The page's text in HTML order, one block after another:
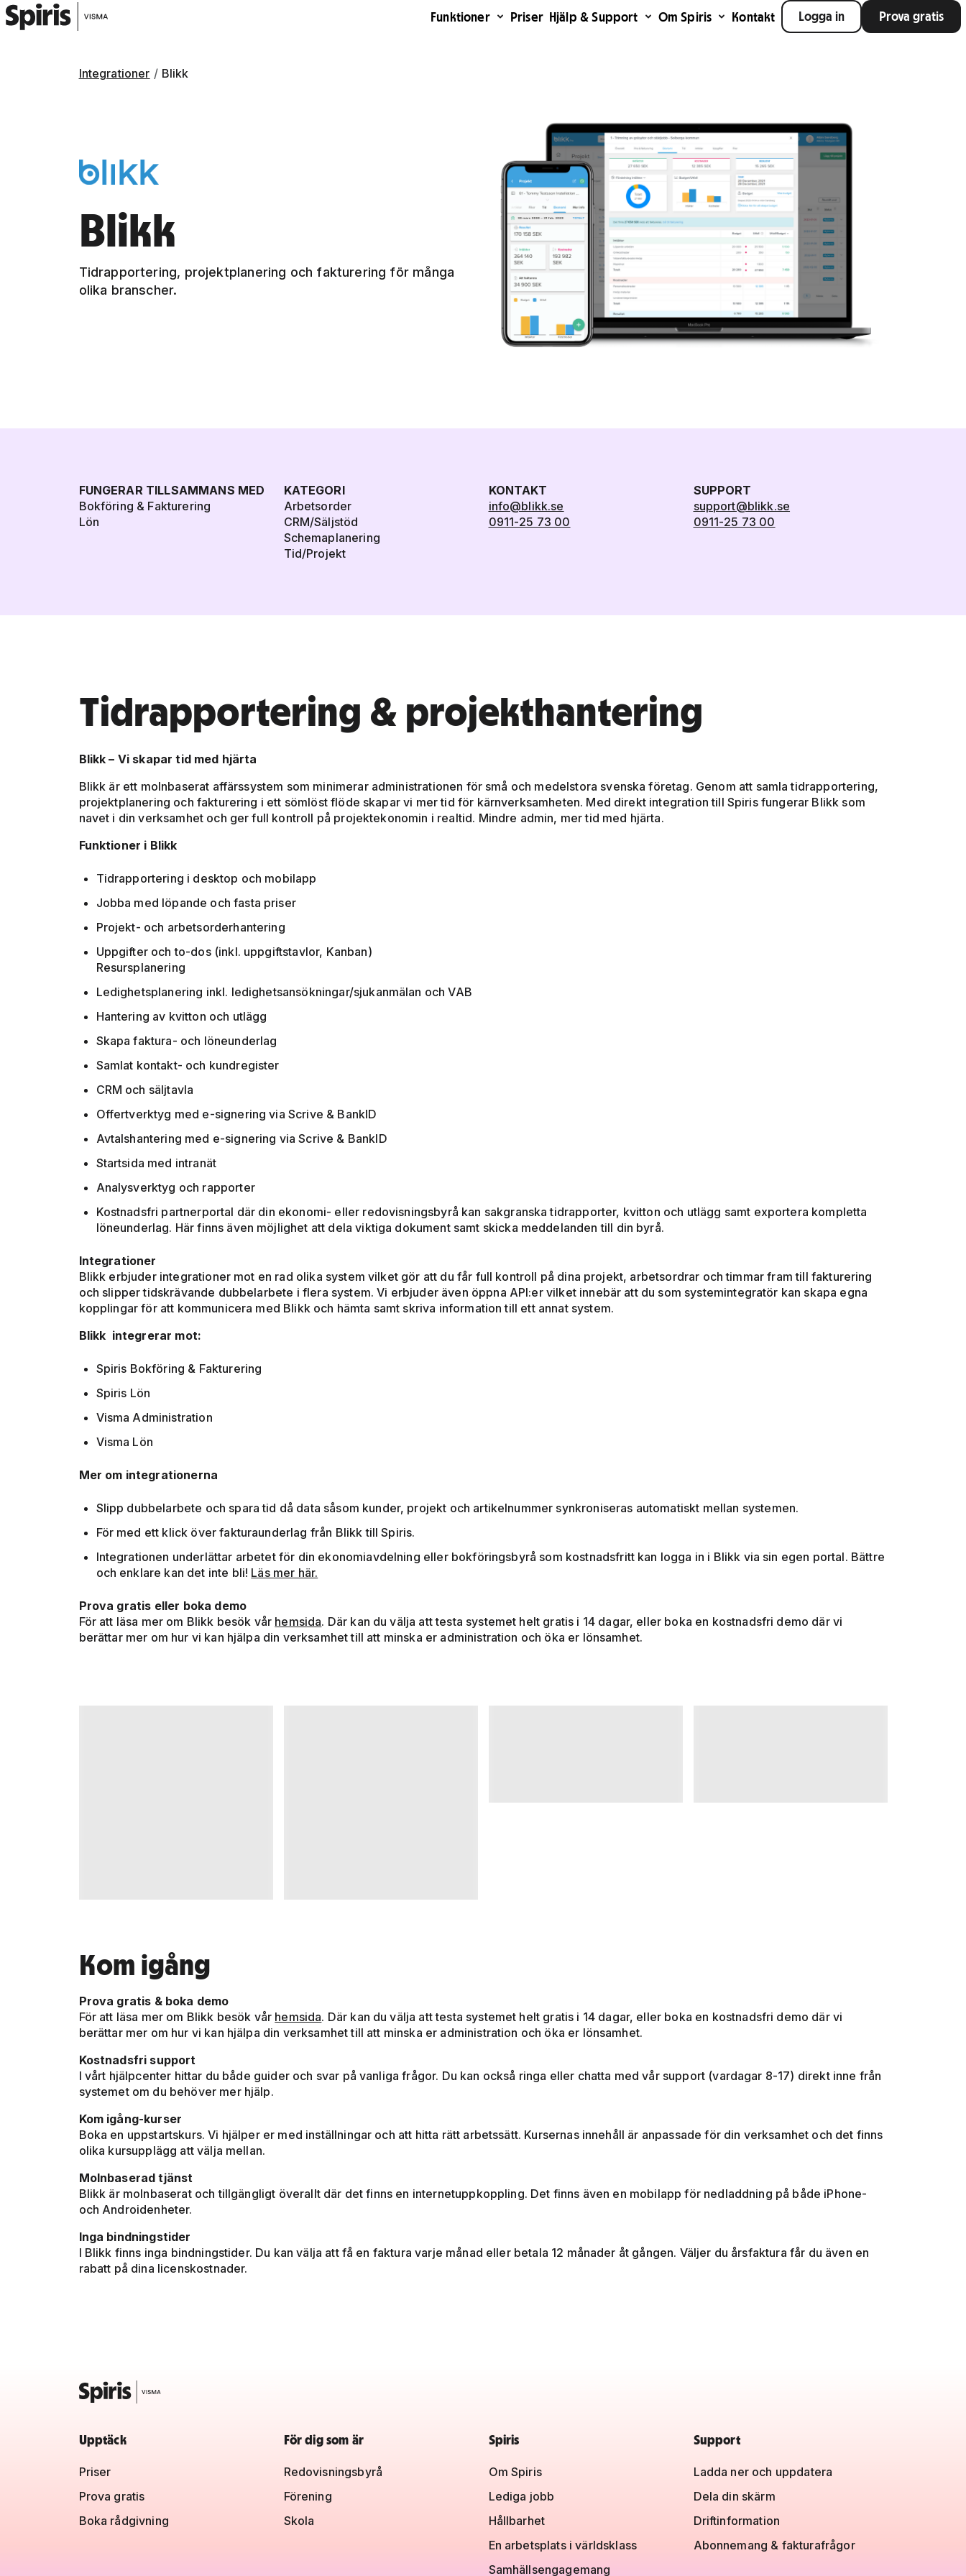
Funktioner Priser Hjälp & Support Om Spiris Kontakt Logga in Prova gratis
Integrationer Blikk
Blikk
Tidrapportering, projektplanering och fakturering för många
olika branscher.
FUNGERAR TILLSAMMANS MED
Bokföring & Fakturering
Lön
KATEGORI
Arbetsorder
CRM/Säljstöd
Schemaplanering
Tid/Projekt
KONTAKT
info@blikk.se
0911-25 73 00
SUPPORT
support@blikk.se
0911-25 73 00
Tidrapportering & projekthantering
Blikk – Vi skapar tid med hjärta
Blikk är ett molnbaserat affärssystem som minimerar administrationen för små och medelstora svenska företag. Genom att samla tidrapportering,
projektplanering och fakturering i ett sömlöst flöde skapar vi mer tid för kärnverksamheten. Med direkt integration till Spiris fungerar Blikk som
navet i din verksamhet och ger full kontroll på projektekonomin i realtid. Mindre admin, mer tid med hjärta.
Funktioner i Blikk
Tidrapportering i desktop och mobilapp
Jobba med löpande och fasta priser
Projekt- och arbetsorderhantering
Uppgifter och to-dos (inkl. uppgiftstavlor, Kanban)
Resursplanering
Ledighetsplanering inkl. ledighetsansökningar/sjukanmälan och VAB
Hantering av kvitton och utlägg
Skapa faktura- och löneunderlag
Samlat kontakt- och kundregister
CRM och säljtavla
Offertverktyg med e-signering via Scrive & BankID
Avtalshantering med e-signering via Scrive & BankID
Startsida med intranät
Analysverktyg och rapporter
Kostnadsfri partnerportal där din ekonomi- eller redovisningsbyrå kan sakgranska tidrapporter, kvitton och utlägg samt exportera kompletta
löneunderlag. Här finns även möjlighet att dela viktiga dokument samt skicka meddelanden till din byrå.
Integrationer
Blikk erbjuder integrationer mot en rad olika system vilket gör att du får full kontroll på dina projekt, arbetsordrar och timmar fram till fakturering
och slipper tidskrävande dubbelarbete i flera system. Vi erbjuder även öppna API:er vilket innebär att du som systemintegratör kan skapa egna
kopplingar för att kommunicera med Blikk och hämta samt skriva information till ett annat system.
Blikk integrerar mot:
Spiris Bokföring & Fakturering
Spiris Lön
Visma Administration
Visma Lön
Mer om integrationerna
Slipp dubbelarbete och spara tid då data såsom kunder, projekt och artikelnummer synkroniseras automatiskt mellan systemen.
För med ett klick över fakturaunderlag från Blikk till Spiris.
Integrationen underlättar arbetet för din ekonomiavdelning eller bokföringsbyrå som kostnadsfritt kan logga in i Blikk via sin egen portal. Bättre
och enklare kan det inte bli! Läs mer här.
Prova gratis eller boka demo
För att läsa mer om Blikk besök vår hemsida. Där kan du välja att testa systemet helt gratis i 14 dagar, eller boka en kostnadsfri demo där vi
berättar mer om hur vi kan hjälpa din verksamhet till att minska er administration och öka er lönsamhet.
Kom igång
Prova gratis & boka demo
För att läsa mer om Blikk besök vår hemsida. Där kan du välja att testa systemet helt gratis i 14 dagar, eller boka en kostnadsfri demo där vi
berättar mer om hur vi kan hjälpa din verksamhet till att minska er administration och öka er lönsamhet.
Kostnadsfri support
I vårt hjälpcenter hittar du både guider och svar på vanliga frågor. Du kan också ringa eller chatta med vår support (vardagar 8-17) direkt inne från
systemet om du behöver mer hjälp.
Kom igång-kurser
Boka en uppstartskurs. Vi hjälper er med inställningar och att hitta rätt arbetssätt. Kursernas innehåll är anpassade för din verksamhet och det finns
olika kursupplägg att välja mellan.
Molnbaserad tjänst
Blikk är molnbaserat och tillgängligt överallt där det finns en internetuppkoppling. Det finns även en mobilapp för nedladdning på både iPhone-
och Androidenheter.
Inga bindningstider
I Blikk finns inga bindningstider. Du kan välja att få en faktura varje månad eller betala 12 månader åt gången. Väljer du årsfaktura får du även en
rabatt på dina licenskostnader.
Upptäck
Priser
Prova gratis
Boka rådgivning
För dig som är
Redovisningsbyrå
Förening
Skola
Spiris
Om Spiris
Lediga jobb
Hållbarhet
En arbetsplats i världsklass
Samhällsengagemang
Support
Ladda ner och uppdatera
Dela din skärm
Driftinformation
Abonnemang & fakturafrågor